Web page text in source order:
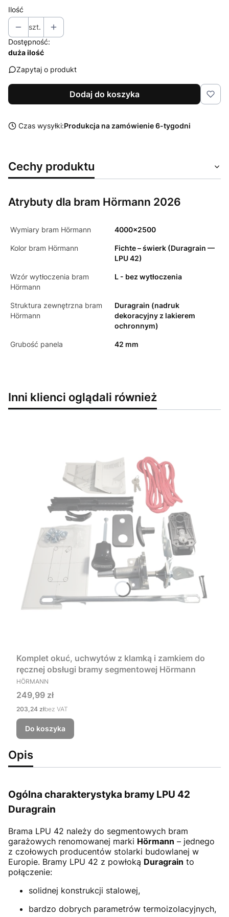
Ilość
szt.
Dostępność:
duża ilość
Zapytaj o produkt
Dodaj do koszyka
Czas wysyłki:Produkcja na zamówienie 6-tygodni
Cechy produktu
Atrybuty dla bram Hörmann 2026
Wymiary bram Hörmann 4000x2500
Kolor bram Hörmann
Fichte – świerk (Duragrain —
LPU 42)
Wzór wytłoczenia bram
Hörmann
L - bez wytłoczenia
Struktura zewnętrzna bram
Hörmann
Duragrain (nadruk
dekoracyjny z lakierem
ochronnym)
Grubość panela 42 mm
Inni klienci oglądali również
Komplet okuć, uchwytów z klamką i zamkiem do
ręcznej obsługi bramy segmentowej Hörmann
PRODUCENT
HÖRMANN
Cena
249,99 zł
Cena
203,24 złbez VAT
Do koszyka
Opis
Ogólna charakterystyka bramy LPU 42
Duragrain
Brama LPU 42 należy do segmentowych bram
garażowych renomowanej marki Hörmann – jednego
z czołowych producentów stolarki budowlanej w
Europie. Bramy LPU 42 z powłoką Duragrain to
połączenie:
solidnej konstrukcji stalowej,
bardzo dobrych parametrów termoizolacyjnych,